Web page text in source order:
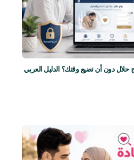
دون أن تضيع وقتك؟ الدليل العربي